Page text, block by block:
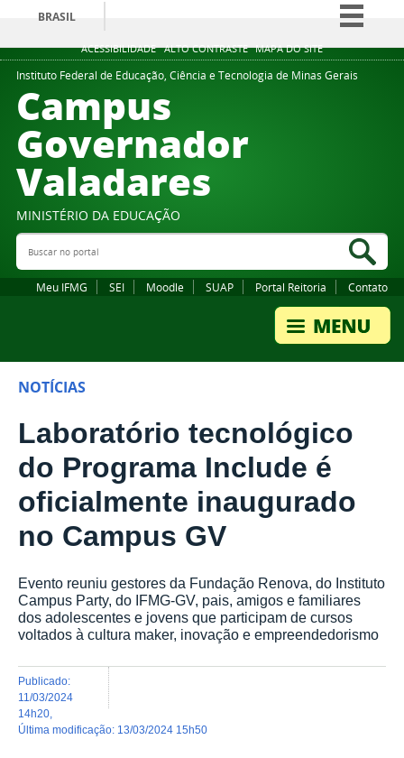
ACESSIBILIDADE ALTO CONTRASTE MAPA DO SITE
BRASIL
Simplifique!
Comunica BR
Instituto Federal de Educação, Ciência e Tecnologia de Minas Gerais
Campus
Governador
Valadares
MINISTÉRIO DA EDUCAÇÃO
Buscar no portal
Meu IFMG SEI Moodle SUAP Portal Reitoria Contato
NOTÍCIAS
Laboratório tecnológico
do Programa Include é
oficialmente inaugurado
no Campus GV
Evento reuniu gestores da Fundação Renova, do Instituto
Campus Party, do IFMG-GV, pais, amigos e familiares
dos adolescentes e jovens que participam de cursos
voltados à cultura maker, inovação e empreendedorismo
publicado:
11/03/2024
14h20
última modificação: 13/03/2024 15h50